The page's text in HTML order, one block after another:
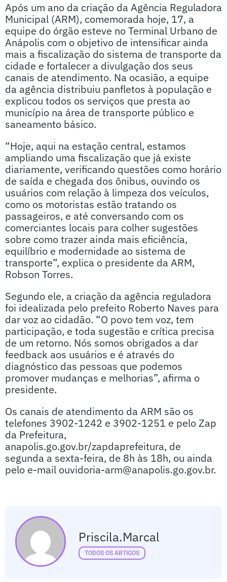
Após um ano da criação da Agência Reguladora
Municipal (ARM), comemorada hoje, 17, a
equipe do órgão esteve no Terminal Urbano de
Anápolis com o objetivo de intensificar ainda
mais a fiscalização do sistema de transporte da
cidade e fortalecer a divulgação dos seus
canais de atendimento. Na ocasião, a equipe
da agência distribuiu panfletos à população e
explicou todos os serviços que presta ao
município na área de transporte público e
saneamento básico.
“Hoje, aqui na estação central, estamos
ampliando uma fiscalização que já existe
diariamente, verificando questões como horário
de saída e chegada dos ônibus, ouvindo os
usuários com relação à limpeza dos veículos,
como os motoristas estão tratando os
passageiros, e até conversando com os
comerciantes locais para colher sugestões
sobre como trazer ainda mais eficiência,
equilíbrio e modernidade ao sistema de
transporte”, explica o presidente da ARM,
Robson Torres.
Segundo ele, a criação da agência reguladora
foi idealizada pelo prefeito Roberto Naves para
dar voz ao cidadão. “O povo tem voz, tem
participação, e toda sugestão e crítica precisa
de um retorno. Nós somos obrigados a dar
feedback aos usuários e é através do
diagnóstico das pessoas que podemos
promover mudanças e melhorias”, afirma o
presidente.
Os canais de atendimento da ARM são os
telefones 3902-1242 e 3902-1251 e pelo Zap
da Prefeitura,
anapolis.go.gov.br/zapdaprefeitura, de
segunda a sexta-feira, de 8h às 18h, ou ainda
pelo e-mail ouvidoria-arm@anapolis.go.gov.br.
Priscila.marcal
TODOS OS ARTIGOS